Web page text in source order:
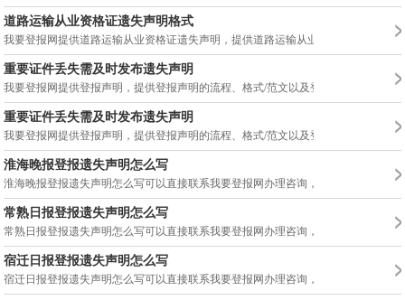
道路运输从业资格证遗失声明格式
我要登报网提供道路运输从业资格证遗失声明，提供道路运输从业资格证遗失声明
重要证件丢失需及时发布遗失声明
我要登报网提供登报声明，提供登报声明的流程、格式/范文以及登报价格，登报声
重要证件丢失需及时发布遗失声明
我要登报网提供登报声明，提供登报声明的流程、格式/范文以及登报价格，登报声
淮海晚报登报遗失声明怎么写
淮海晚报登报遗失声明怎么写可以直接联系我要登报网办理咨询，证件登报遗失声
常熟日报登报遗失声明怎么写
常熟日报登报遗失声明怎么写可以直接联系我要登报网办理咨询，证件登报遗失声
宿迁日报登报遗失声明怎么写
宿迁日报登报遗失声明怎么写可以直接联系我要登报网办理咨询，证件登报遗失声